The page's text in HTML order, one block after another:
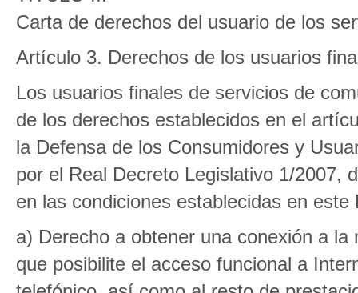
Carta de derechos del usuario de los
Artículo 3. Derechos de los usuarios
Los usuarios finales de servicios de
de los derechos establecidos en el
la Defensa de los Consumidores y
por el Real Decreto Legislativo 1/2007,
en las condiciones establecidas en este
a) Derecho a obtener una conexión a
que posibilite el acceso funcional a